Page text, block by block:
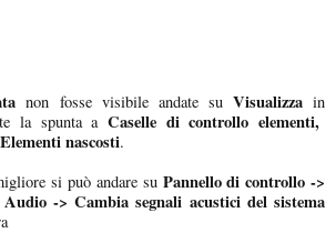
non fosse visibile andate su Visualizzain
la spunta a Caselle di controllo elementi,
nascosti.
si può andare su Pannello di controllo ->
-> Cambia segnali acustici del sistema